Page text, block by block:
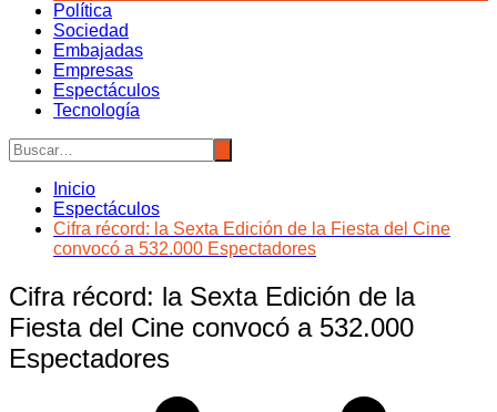
Política
Sociedad
Embajadas
Empresas
Espectáculos
Tecnología
Inicio
Espectáculos
Cifra récord: la Sexta Edición de la Fiesta del Cine
convocó a 532.000 Espectadores
Cifra récord: la Sexta Edición de la
Fiesta del Cine convocó a 532.000
Espectadores